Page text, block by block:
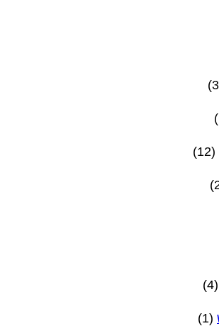
(12)
(4)
(1)